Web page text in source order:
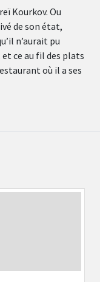
Kourkov. Ou
de son état,
n’aurait pu
ce au fil des plats
où il a ses